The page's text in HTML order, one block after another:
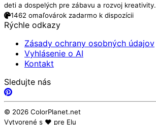
deti a dospelých pre zábavu a rozvoj kreativity.
1462 omaľovárok zadarmo k dispozícii
Rýchle odkazy
Zásady ochrany osobných údajov
Vyhlásenie o AI
Kontakt
Sledujte nás
© 2026 ColorPlanet.net
Vytvorené s ❤️ pre Elu